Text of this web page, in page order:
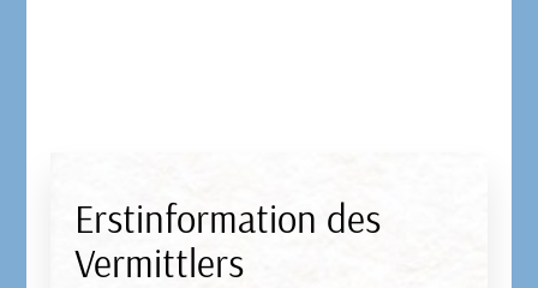
Erstinformation des
Vermittlers